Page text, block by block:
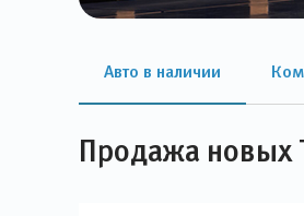
Авто в наличии
Продажа новых